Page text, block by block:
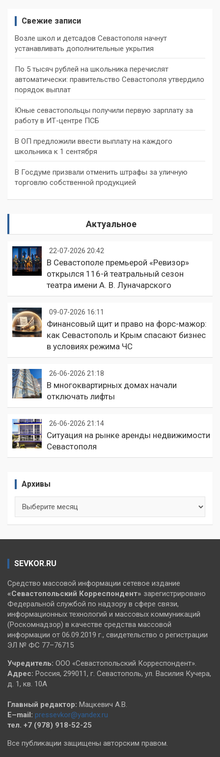
Свежие записи
Возле школ и детсадов Севастополя начнут
устанавливать дополнительные укрытия
По 5 тысяч рублей на школьника перечислят
автоматически: правительство Севастополя утвердило
порядок выплат
Юные севастопольцы получили первую зарплату за
работу в ИТ-центре ПСБ
В ОП предложили ввести выплату на каждого
школьника к 1 сентября
В Госдуме призвали отменить штрафы за уличную
торговлю собственной продукцией
Актуальное
22-07-2026 20:42
В Севастополе премьерой «Ревизор»
открылся 116-й театральный сезон
театра имени А. В. Луначарского
09-07-2026 16:11
Финансовый щит и право на форс-мажор:
как Севастополь и Крым спасают бизнес
в условиях режима ЧС
26-06-2026 21:18
В многоквартирных домах начали
отключать лифты
26-06-2026 21:14
Ситуация на рынке аренды недвижимости
Севастополя
Архивы
SEVKOR.RU
Средство массовой информации сетевое издание
«Севастопольский Корреспондент» зарегистрировано
Федеральной службой по надзору в сфере связи,
информационных технологий и массовых коммуникаций
(Роскомнадзор) в качестве средства массовой
информации от 06.09.2019 г., свидетельство о регистрации
ЭЛ № ФС 77–76715
Учредитель: ООО «Севастопольский Корреспондент».
Адрес: Россия, 299011, г. Севастополь, ул. Василия Кучера,
д. 1, кв. 10А
Главный редактор: Мацкевич А.В.
E–mail: pressevkor@yandex.ru
тел. +7 (978) 918-52-25
Все публикации защищены авторским правом.